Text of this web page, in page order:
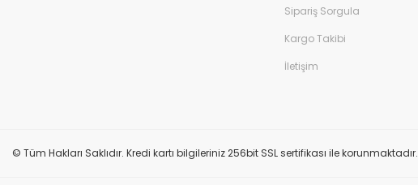
Sipariş Sorgula
Kargo Takibi
İletişim
© Tüm Hakları Saklıdır. Kredi kartı bilgileriniz 256bit SSL sertifikası ile korunmaktadır.